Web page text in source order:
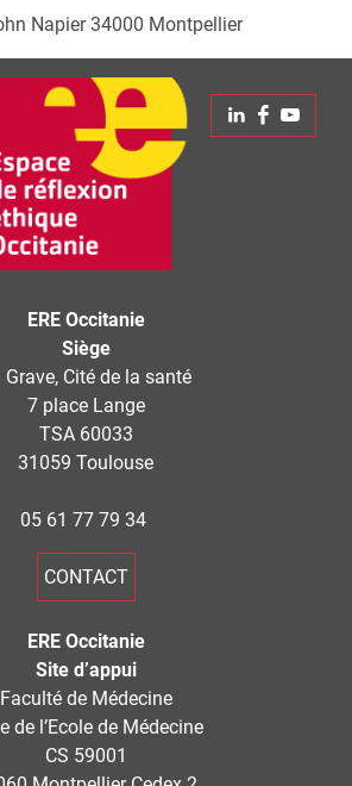
Napier 34000 Montpellier
Linkedin
ERE Occitanie
Siège
Grave, Cité de la santé
7 place Lange
TSA 60033
31059 Toulouse
05 61 77 79 34
CONTACT
ERE Occitanie
Site d’appui
Faculté de Médecine
de l’Ecole de Médecine
CS 59001